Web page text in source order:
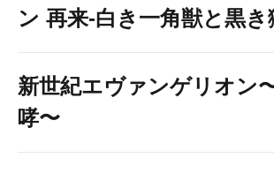
ン 再来-白き一角獣と黒き
新世紀エヴァンゲリオン
哮〜